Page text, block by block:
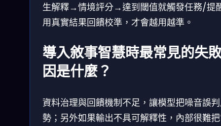
生解釋→情境評分→達到閾值就觸發任務/提
用真實結果回饋校準，才會越用越準。
導入敘事智慧時最常見的失
因是什麼？
資料治理與回饋機制不足，讓模型把噪音誤
勢；另外如果輸出不具可解釋性，內部很難